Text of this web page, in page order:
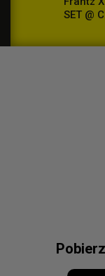
SET @